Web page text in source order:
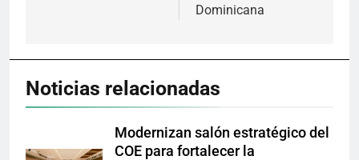
Dominicana
Noticias relacionadas
Modernizan salón estratégico del
COE para fortalecer la